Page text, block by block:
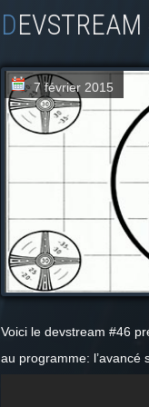
7 février 2015
Voici le devstream #46
au programme: l’avancé